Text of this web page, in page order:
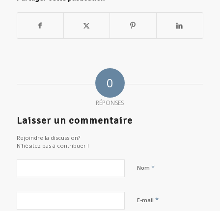
0
RÉPONSES
Laisser un commentaire
Rejoindre la discussion?
N’hésitez pas à contribuer !
Nom *
E-mail *